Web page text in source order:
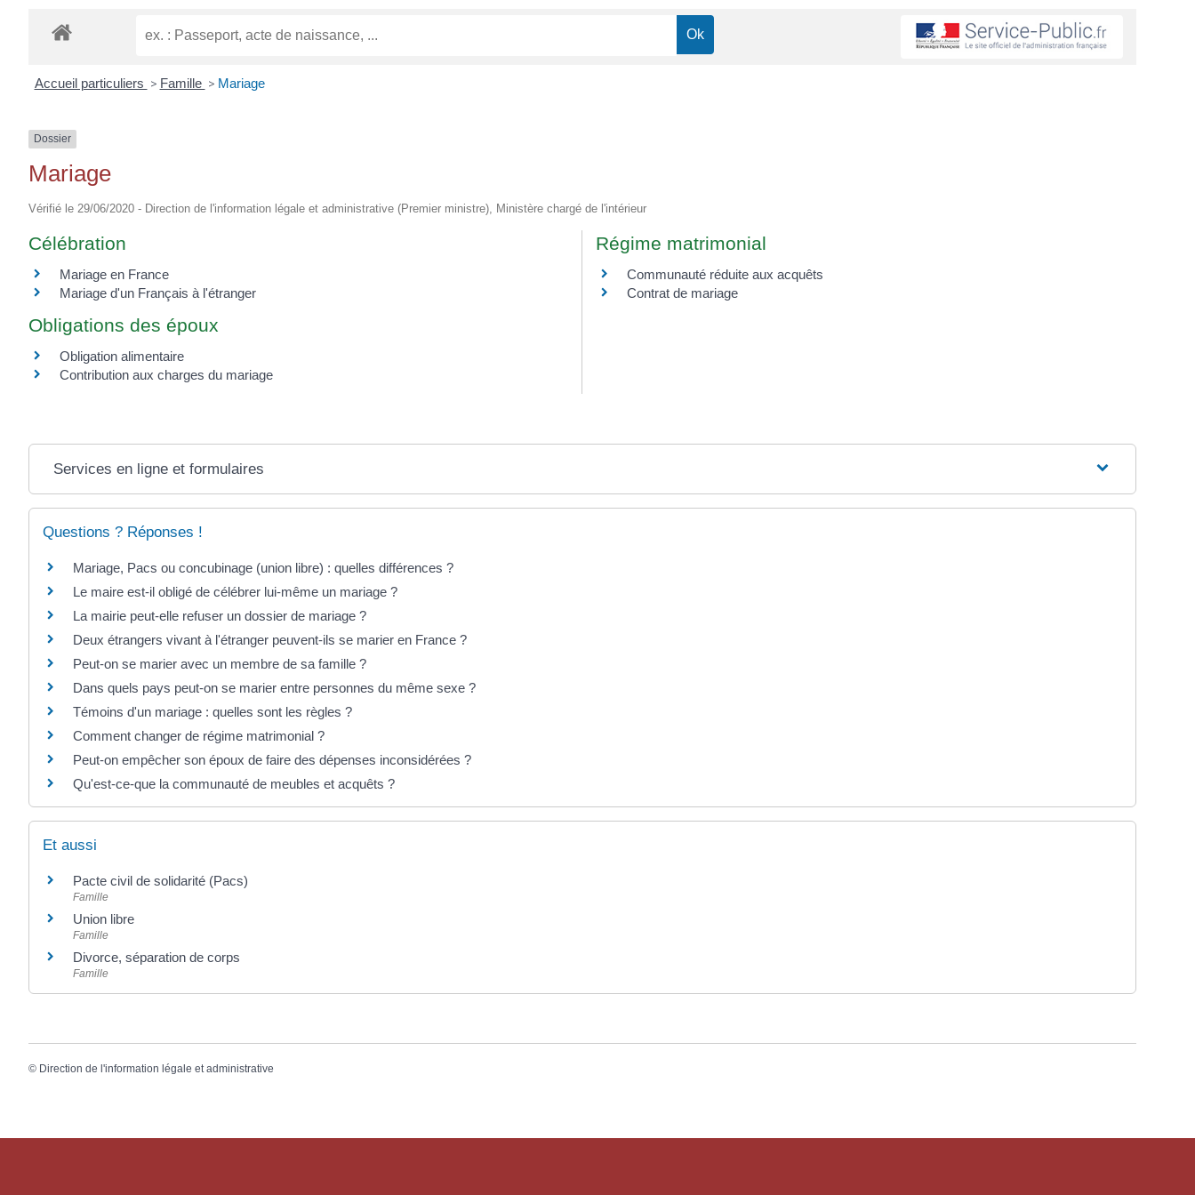
EUGÈNE
Accueil particuliers > Famille > Mariage
Dossier
Mariage
Vérifié le 29/06/2020 - Direction de l'information légale et administrative (Premier ministre), Ministère chargé de l'intérieur
Célébration
Mariage en France
Mariage d'un Français à l'étranger
Régime matrimonial
Communauté réduite aux acquêts
Contrat de mariage
Obligations des époux
Obligation alimentaire
Contribution aux charges du mariage
Services en ligne et formulaires
Questions ? Réponses !
Mariage, Pacs ou concubinage (union libre) : quelles différences ?
Le maire est-il obligé de célébrer lui-même un mariage ?
La mairie peut-elle refuser un dossier de mariage ?
Deux étrangers vivant à l'étranger peuvent-ils se marier en France ?
Peut-on se marier avec un membre de sa famille ?
Dans quels pays peut-on se marier entre personnes du même sexe ?
Témoins d'un mariage : quelles sont les règles ?
Comment changer de régime matrimonial ?
Peut-on empêcher son époux de faire des dépenses inconsidérées ?
Qu'est-ce-que la communauté de meubles et acquêts ?
Et aussi
Pacte civil de solidarité (Pacs)
Famille
Union libre
Famille
Divorce, séparation de corps
Famille
© Direction de l'information légale et administrative